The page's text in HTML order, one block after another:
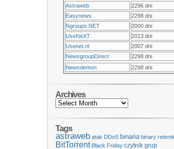
Astraweb
2296 dni
Easynews
2298 dni
Ngroups.NET
2000 dni
UseNeXT
2013 dni
Usenet.nl
2007 dni
NewsgroupDirect
2298 dni
Newsdemon
2298 dni
Archives
Tags
astraweb atak DDoS binaria binary
BitTorrent Black Friday czytnik grup